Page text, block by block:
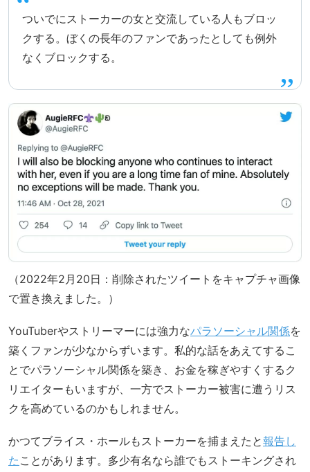
ついでにストーカーの女と交流している人もブロッ
クする。ぼくの長年のファンであったとしても例外
なくブロックする。
（2022年2月20日：削除されたツイートをキャプチャ画像
で置き換えました。）
YouTuberやストリーマーには強力なパラソーシャル関係を
築くファンが少なからずいます。私的な話をあえてするこ
とでパラソーシャル関係を築き、お金を稼ぎやすくするク
リエイターもいますが、一方でストーカー被害に遭うリス
クを高めているのかもしれません。
かつてブライス・ホールもストーカーを捕まえたと報告し
た ことがあります。多少有名なら誰でもストーキングされ